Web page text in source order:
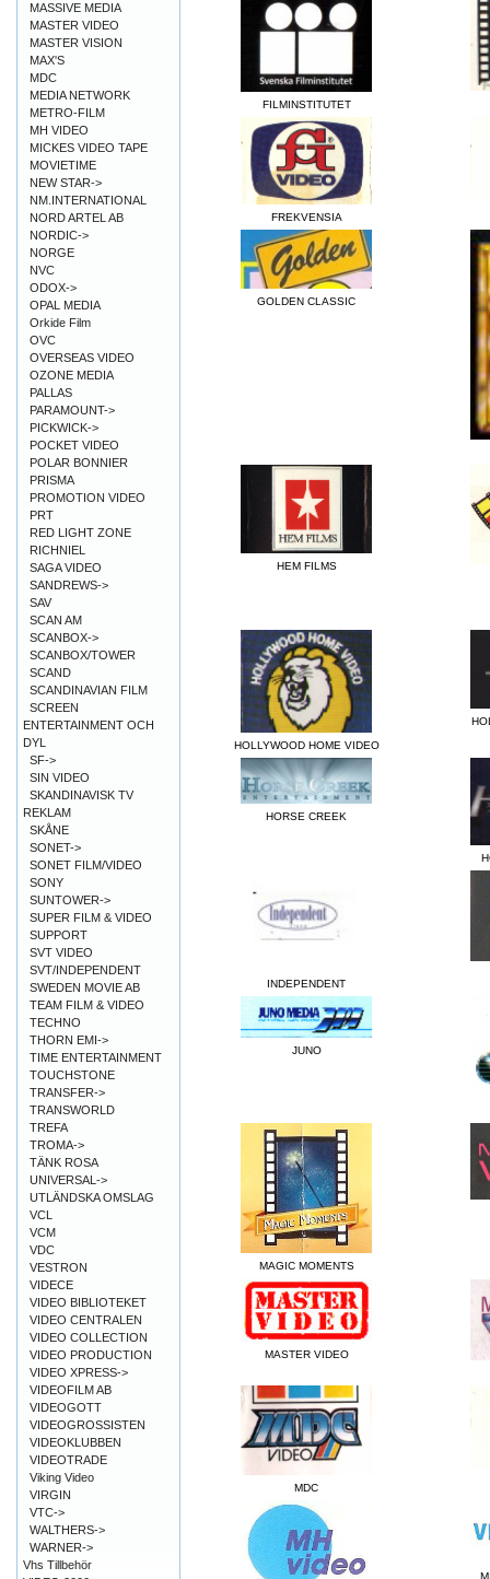
FILMINSTITUTET
FREKVENSIA
GOLDEN CLASSIC
HEM FILMS
HOLLYWOOD HOME VIDEO
HORSE CREEK
INDEPENDENT
JUNO
MAGIC MOMENTS
MASTER VIDEO
MDC
MASSIVE MEDIA
MASTER VIDEO
MASTER VISION
MAX'S
MDC
MEDIA NETWORK
METRO-FILM
MH VIDEO
MICKES VIDEO TAPE
MOVIETIME
NEW STAR->
NM.INTERNATIONAL
NORD ARTEL AB
NORDIC->
NORGE
NVC
ODOX->
OPAL MEDIA
Orkide Film
OVC
OVERSEAS VIDEO
OZONE MEDIA
PALLAS
PARAMOUNT->
PICKWICK->
POCKET VIDEO
POLAR BONNIER
PRISMA
PROMOTION VIDEO
PRT
RED LIGHT ZONE
RICHNIEL
SAGA VIDEO
SANDREWS->
SAV
SCAN AM
SCANBOX->
SCANBOX/TOWER
SCAND
SCANDINAVIAN FILM
SCREEN
ENTERTAINMENT OCH
DYL
SF->
SIN VIDEO
SKANDINAVISK TV
REKLAM
SKÅNE
SONET->
SONET FILM/VIDEO
SONY
SUNTOWER->
SUPER FILM & VIDEO
SUPPORT
SVT VIDEO
SVT/INDEPENDENT
SWEDEN MOVIE AB
TEAM FILM & VIDEO
TECHNO
THORN EMI->
TIME ENTERTAINMENT
TOUCHSTONE
TRANSFER->
TRANSWORLD
TREFA
TROMA->
TÄNK ROSA
UNIVERSAL->
UTLÄNDSKA OMSLAG
VCL
VCM
VDC
VESTRON
VIDECE
VIDEO BIBLIOTEKET
VIDEO CENTRALEN
VIDEO COLLECTION
VIDEO PRODUCTION
VIDEO XPRESS->
VIDEOFILM AB
VIDEOGOTT
VIDEOGROSSISTEN
VIDEOKLUBBEN
VIDEOTRADE
Viking Video
VIRGIN
VTC->
WALTHERS->
WARNER->
Vhs Tillbehör